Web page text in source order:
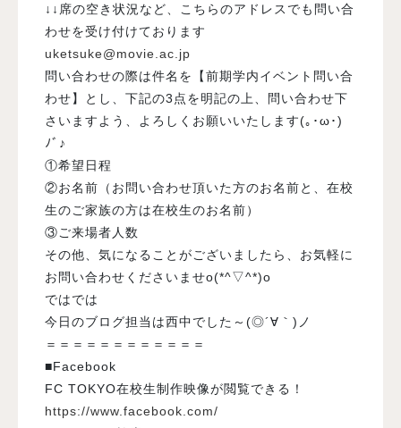
↓↓席の空き状況など、こちらのアドレスでも問い合
わせを受け付けております
uketsuke@movie.ac.jp
問い合わせの際は件名を【前期学内イベント問い合
わせ】とし、下記の3点を明記の上、問い合わせ下
さいますよう、よろしくお願いいたします(｡･ω･)
ﾉﾞ♪
①希望日程
②お名前（お問い合わせ頂いた方のお名前と、在校
生のご家族の方は在校生のお名前）
③ご来場者人数
その他、気になることがございましたら、お気軽に
お問い合わせくださいませo(*^▽^*)o
ではでは
今日のブログ担当は西中でした～(◎´∀｀)ノ
＝＝＝＝＝＝＝＝＝＝＝＝
■Facebook
FC TOKYO在校生制作映像が閲覧できる！
https://www.facebook.com/